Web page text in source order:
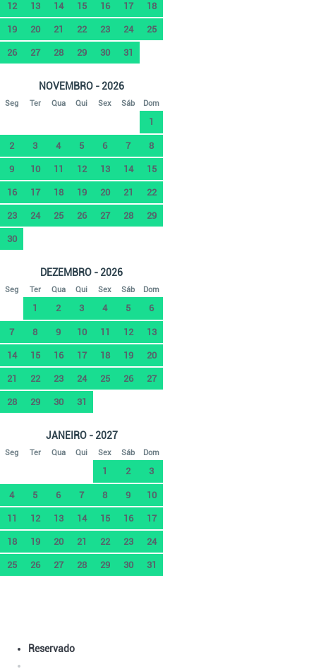
12 13 14 15 16 17 18
19 20 21 22 23 24 25
26 27 28 29 30 31
NOVEMBRO - 2026
Seg Ter Qua Qui Sex Sáb Dom
1
2 3 4 5 6 7 8
9 10 11 12 13 14 15
16 17 18 19 20 21 22
23 24 25 26 27 28 29
30
DEZEMBRO - 2026
Seg Ter Qua Qui Sex Sáb Dom
1 2 3 4 5 6
7 8 9 10 11 12 13
14 15 16 17 18 19 20
21 22 23 24 25 26 27
28 29 30 31
JANEIRO - 2027
Seg Ter Qua Qui Sex Sáb Dom
1 2 3
4 5 6 7 8 9 10
11 12 13 14 15 16 17
18 19 20 21 22 23 24
25 26 27 28 29 30 31
Reservado